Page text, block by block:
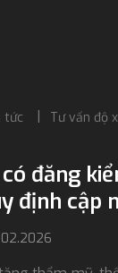
tức Tư vấn độ
đăng
định cập